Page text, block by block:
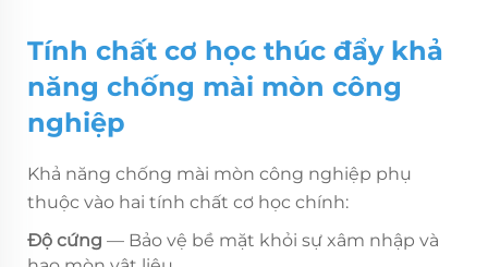
Tính chất cơ học thúc đẩy khả
năng chống mài mòn công
nghiệp
Khả năng chống mài mòn công nghiệp phụ
thuộc vào hai tính chất cơ học chính:
Độ cứng — Bảo vệ bề mặt khỏi sự xâm nhập và